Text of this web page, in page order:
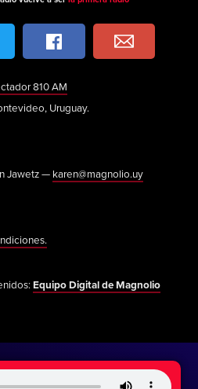
810 AM
Uruguay.
Jawetz — karen@magnolio.uy
Equipo Digital de Magnolio